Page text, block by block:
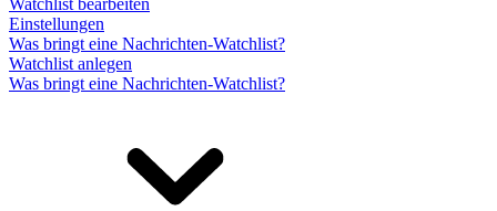
Watchlist bearbeiten
Einstellungen
Was bringt eine Nachrichten-Watchlist?
Watchlist anlegen
Was bringt eine Nachrichten-Watchlist?